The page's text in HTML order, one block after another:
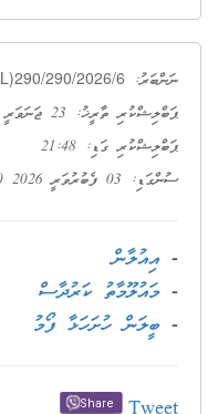
ނަންބަރު: 290/2026/6
ޕަބްލިޝްކުރި ތާރީޚު: 23 ޖަނަވަރީ 2026
ޕަބްލިޝްކުރި ގަޑި: 21:48
ސުންގަޑި: 03 ފެބުރުވަރީ 2026 13:00
- އިއުލާން
-މައުލޫމާތު ކަރުދާސް
-ބީލަން ހުށަހަޅާ ފޯމު
Share